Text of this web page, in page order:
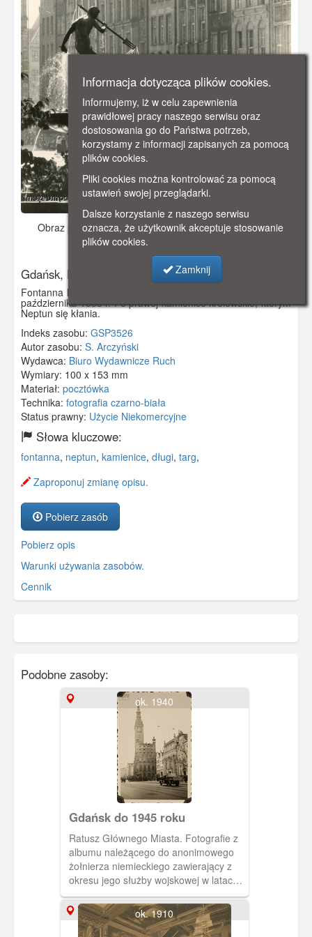
Obraz pochodzi zok. 1970 r.Dodano: 2022-09-23 22:44
Wyświetlono: 2179
Gdańsk, Fontanna Neptuna
Fontanna Neptuna na Długim Targu została uruchomiona 9
października 1633 r. Po prawej kamienice królewskie, którym
Neptun się kłania.
Indeks zasobu: GSP3526
Autor zasobu: S. Arczyński
Wydawca: Biuro Wydawnicze Ruch
Wymiary: 100 x 153 mm
Materiał: pocztówka
Technika: fotografia czarno-biała
Status prawny: Użycie Niekomercyjne
Słowa kluczowe:
fontanna, neptun, kamienice, długi, targ,
Zaproponuj zmianę opisu.
Pobierz zasób
Pobierz opis
Warunki używania zasobów.
Cennik
Podobne zasoby:
ok. 1940
Gdańsk do 1945 roku
Ratusz Głównego Miasta. Fotografie z
albumu należącego do anonimowego
żołnierza niemieckiego zawierający z
okresu jego służby wojskowej w latach
1939-1941. Wśród zdjęć dotyczących
szkolenia i szlaku bojowego znajdują się
także te wykonane w Gdańsku na
ok. 1910
Informacja dotycząca plików cookies.
Informujemy, iż w celu zapewnienia
prawidłowej pracy naszego serwisu oraz
dostosowania go do Państwa potrzeb,
korzystamy z informacji zapisanych za pomocą
plików cookies.
Pliki cookies można kontrolować za pomocą
ustawień swojej przeglądarki.
Dalsze korzystanie z naszego serwisu
oznacza, że użytkownik akceptuje stosowanie
plików cookies.
Zamknij